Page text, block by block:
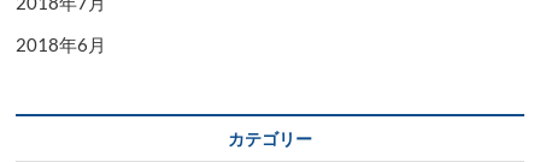
2018年6月
カテゴリー